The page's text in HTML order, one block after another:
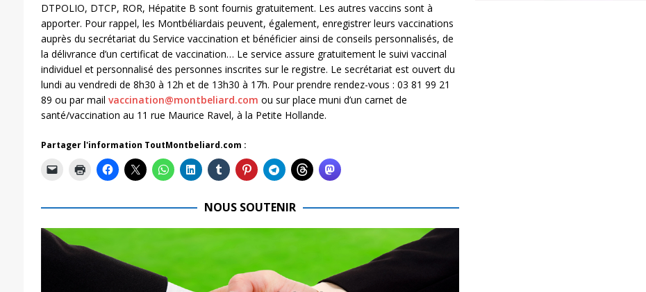
DTPOLIO, DTCP, ROR, Hépatite B sont fournis gratuitement. Les autres vaccins sont à
apporter. Pour rappel, les Montbéliardais peuvent, également, enregistrer leurs vaccinations
auprès du secrétariat du Service vaccination et bénéficier ainsi de conseils personnalisés, de
la délivrance d’un certificat de vaccination… Le service assure gratuitement le suivi vaccinal
individuel et personnalisé des personnes inscrites sur le registre. Le secrétariat est ouvert du
lundi au vendredi de 8h30 à 12h et de 13h30 à 17h. Pour prendre rendez-vous : 03 81 99 21
89 ou par mail vaccination@montbeliard.com ou sur place muni d’un carnet de
santé/vaccination au 11 rue Maurice Ravel, à la Petite Hollande.
Partager l'information ToutMontbeliard.com :
NOUS SOUTENIR